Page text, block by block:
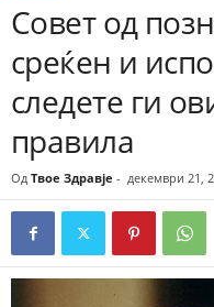
Совет од
среќен и
следете ги
правила
Од Твое Здравје - декември 21,